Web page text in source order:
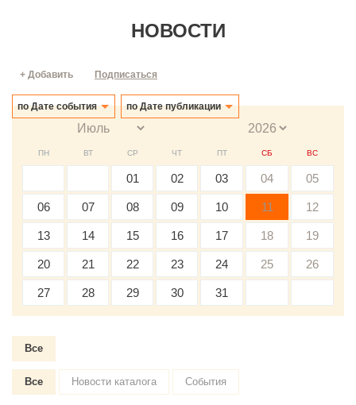
НОВОСТИ
по Дате события по Дате публикации
+ Добавить Подписаться
ПН ВТ СР ЧТ ПТ СБ ВС
01 02 03 04 05
06 07 08 09 10 11 12
13 14 15 16 17 18 19
20 21 22 23 24 25 26
27 28 29 30 31
Все
Все Новости каталога События